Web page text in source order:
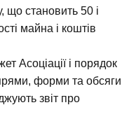
що становить 50 і
майна і коштів
Асоціації i порядок
форми та обсяги
звіт про